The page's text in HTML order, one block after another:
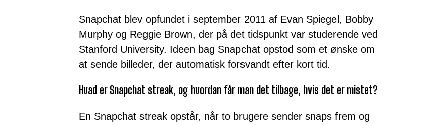
Snapchat blev opfundet i september 2011 af Evan Spiegel, Bobby
Murphy og Reggie Brown, der på det tidspunkt var studerende ved
Stanford University. Ideen bag Snapchat opstod som et ønske om
at sende billeder, der automatisk forsvandt efter kort tid.
Hvad er Snapchat streak, og hvordan får man det tilbage, hvis det er mistet?
En Snapchat streak opstår, når to brugere sender snaps frem og